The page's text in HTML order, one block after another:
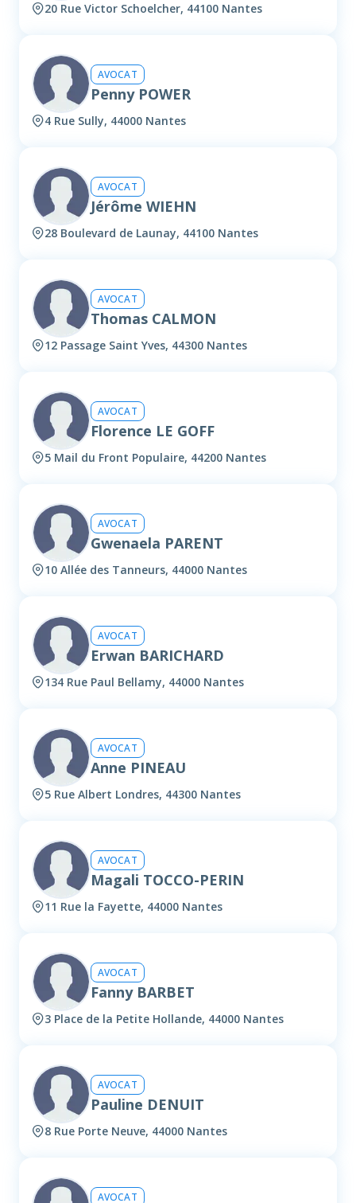
20 Rue Victor Schoelcher, 44100 Nantes
AVOCAT
Penny POWER
4 Rue Sully, 44000 Nantes
AVOCAT
Jérôme WIEHN
28 Boulevard de Launay, 44100 Nantes
AVOCAT
Thomas CALMON
12 Passage Saint Yves, 44300 Nantes
AVOCAT
Florence LE GOFF
5 Mail du Front Populaire, 44200 Nantes
AVOCAT
Gwenaela PARENT
10 Allée des Tanneurs, 44000 Nantes
AVOCAT
Erwan BARICHARD
134 Rue Paul Bellamy, 44000 Nantes
AVOCAT
Anne PINEAU
5 Rue Albert Londres, 44300 Nantes
AVOCAT
Magali TOCCO-PERIN
11 Rue la Fayette, 44000 Nantes
AVOCAT
Fanny BARBET
3 Place de la Petite Hollande, 44000 Nantes
AVOCAT
Pauline DENUIT
8 Rue Porte Neuve, 44000 Nantes
AVOCAT